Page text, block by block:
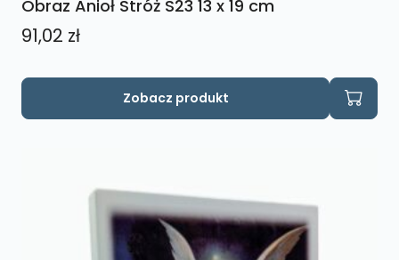
Obraz Anioł Stróż S23 13 x 19 cm
91,02 zł
Zobacz produkt